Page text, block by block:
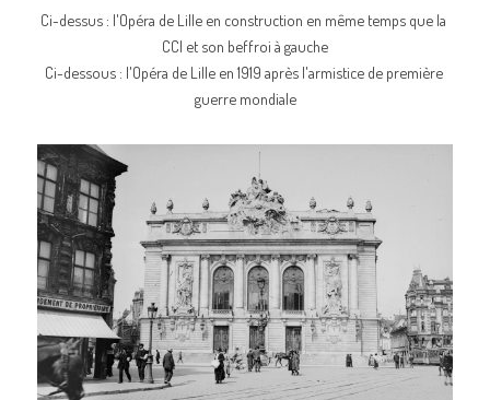
Ci-dessus : l'Opéra de Lille en construction en même temps que la
CCI et son beffroi à gauche
Ci-dessous : l'Opéra de Lille en 1919 après l'armistice de première
guerre mondiale